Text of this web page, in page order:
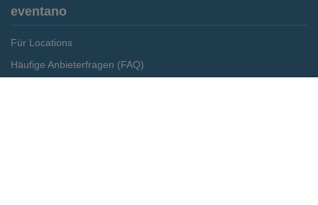
eventano
Für Locations
Häufige Anbieterfragen (FAQ)